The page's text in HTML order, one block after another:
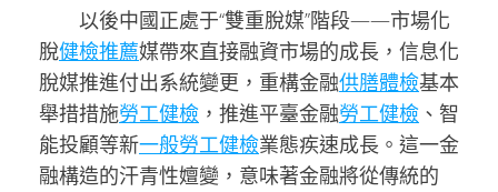
以後中國正處于“雙重脫媒”階段——市場化
脫健檢推薦媒帶來直接融資市場的成長，信息化
脫媒推進付出系統變更，重構金融供膳體檢基本
舉措措施勞工健檢 ，推進平臺金融勞工健檢 、智
能投顧等新一般勞工健檢業態疾速成長。這一金
融構造的汗青性嬗變，意味著金融將從傳統的